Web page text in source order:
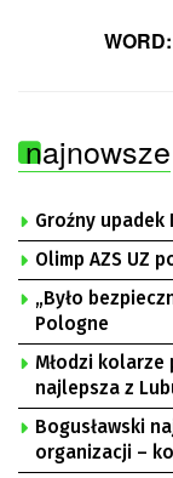
najnowsze
Groźny upadek
Olimp AZS UZ
„Było
Pologne
Młodzi kolarze
najlepsza z
Bogusławski
organizacji –